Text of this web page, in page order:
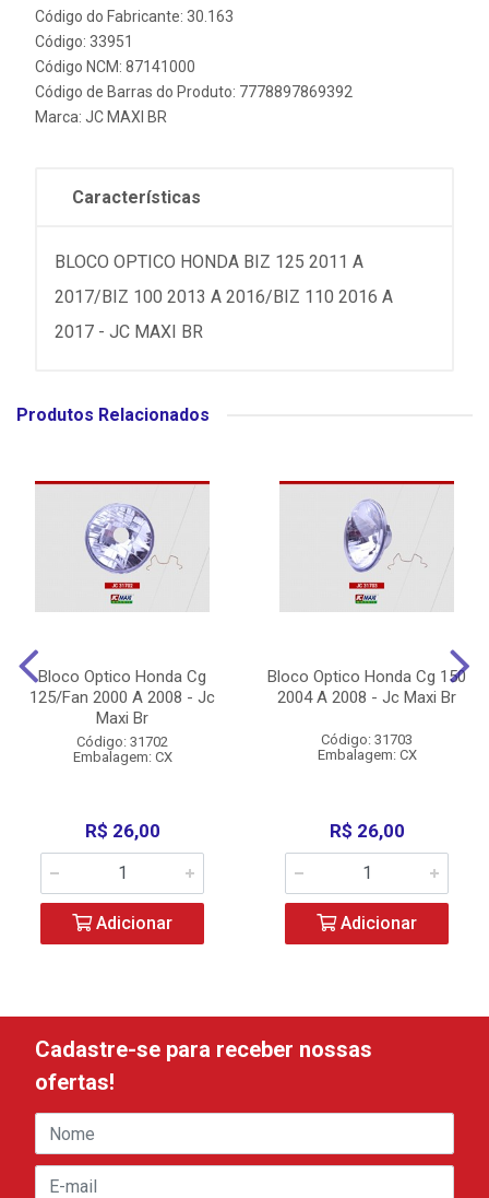
Código do Fabricante: 30.163
Código: 33951
Código NCM: 87141000
Código de Barras do Produto: 7778897869392
Marca: JC MAXI BR
Características
BLOCO OPTICO HONDA BIZ 125 2011 A
2017/BIZ 100 2013 A 2016/BIZ 110 2016 A
2017 - JC MAXI BR
Produtos Relacionados
Bloco Optico Honda Cg
125/Fan 2000 A 2008 - Jc
Maxi Br
Código: 31702
Embalagem: CX
R$ 26,00
Adicionar
Bloco Optico Honda Cg 150
2004 A 2008 - Jc Maxi Br
Código: 31703
Embalagem: CX
R$ 26,00
Adicionar
Cadastre-se para receber nossas
ofertas!